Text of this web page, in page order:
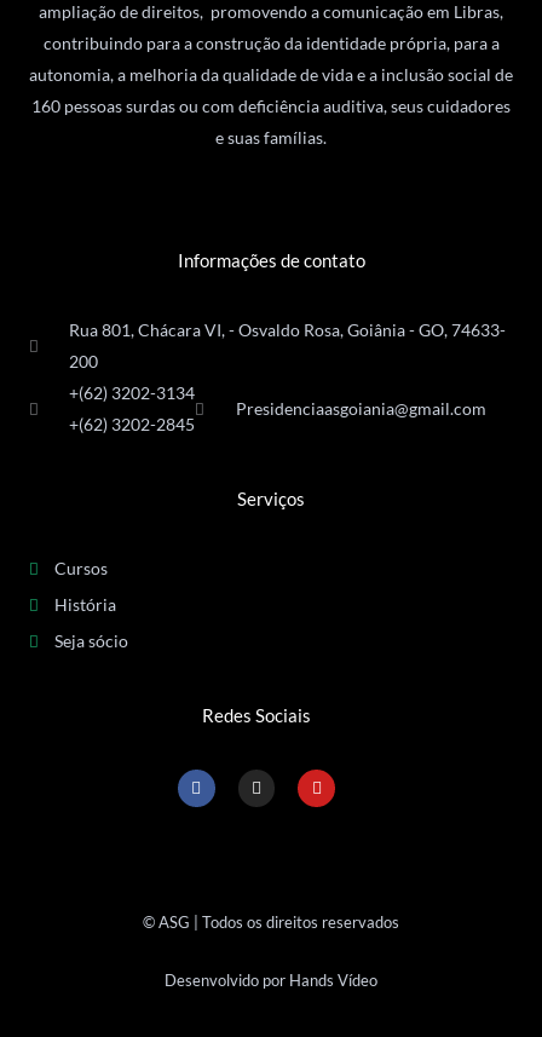
ampliação de direitos, promovendo a comunicação em Libras,
contribuindo para a construção da identidade própria, para a
autonomia, a melhoria da qualidade de vida e a inclusão social de
160 pessoas surdas ou com deficiência auditiva, seus cuidadores
e suas famílias.
Informações de contato
Rua 801, Chácara VI, - Osvaldo Rosa, Goiânia - GO, 74633-
200
+(62) 3202-3134
+(62) 3202-2845
Presidenciaasgoiania@gmail.com
Serviços
Cursos
História
Seja sócio
Redes Sociais
F
a
c
-
f
I
n
s
Y
o
u
© ASG | Todos os direitos reservados
Desenvolvido por Hands Vídeo